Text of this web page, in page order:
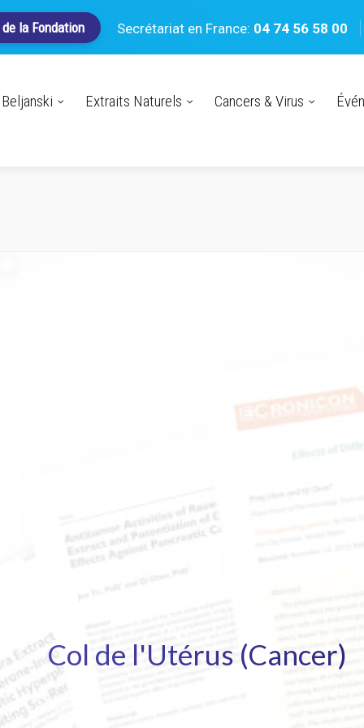
Secrétariat en France: 04 74 56 58 00
la Fondation
Extraits Naturels Cancers & Virus
Col de l'Utérus (Cancer)